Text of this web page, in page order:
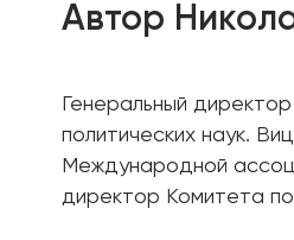
Автор
Генеральный
политических наук.
Международной
директор Комитета по